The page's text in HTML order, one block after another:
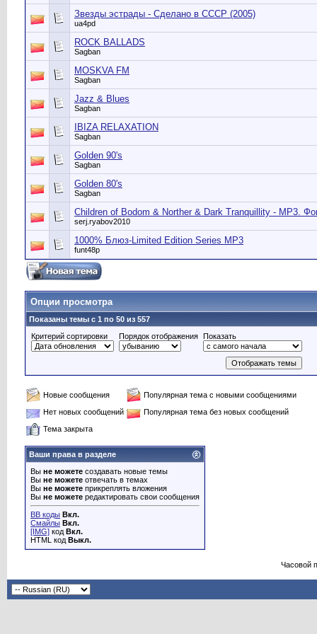
Звезды эстрады - Сделано в СССР (2005)
ua4pd
ROCK BALLADS
Sagban
MOSKVA FM
Sagban
Jazz & Blues
Sagban
IBIZA RELAXATION
Sagban
Golden 90's
Sagban
Golden 80's
Sagban
Children of Bodom & Norther & Dark Tranquillity - MP3.
serj.ryabov2010
1000% Блюз-Limited Edition Series MP3
funt48p
Опции просмотра
Показаны темы с 1 по 50 из 557
Критерий сортировки
Порядок отображения Показать
Новые сообщения
Популярная тема с новыми сообщениями
Нет новых сообщений
Популярная тема без новых сообщений
Тема закрыта
Ваши права в разделе
Вы не можете создавать новые темы
Вы не можете отвечать в темах
Вы не можете прикреплять вложения
Вы не можете редактировать свои сообщения
BB коды Вкл.
Смайлы Вкл.
[IMG] код Вкл.
HTML код Выкл.
Часовой